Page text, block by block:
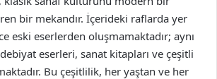
bir mekandır. İçerideki raflarda yer
eski eserlerden oluşmamaktadır; aynı
eserleri, sanat kitapları ve çeşitli
Bu çeşitlilik, her yaştan ve her